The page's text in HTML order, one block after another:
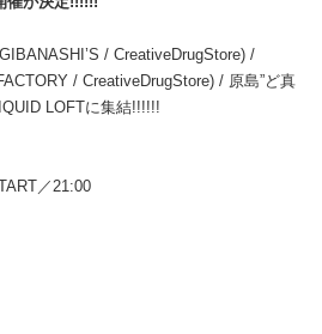
/ CreativeDrugStore) /
/ CreativeDrugStore) / 原島”ど真
LOFTに集結!!!!!!
／21:00